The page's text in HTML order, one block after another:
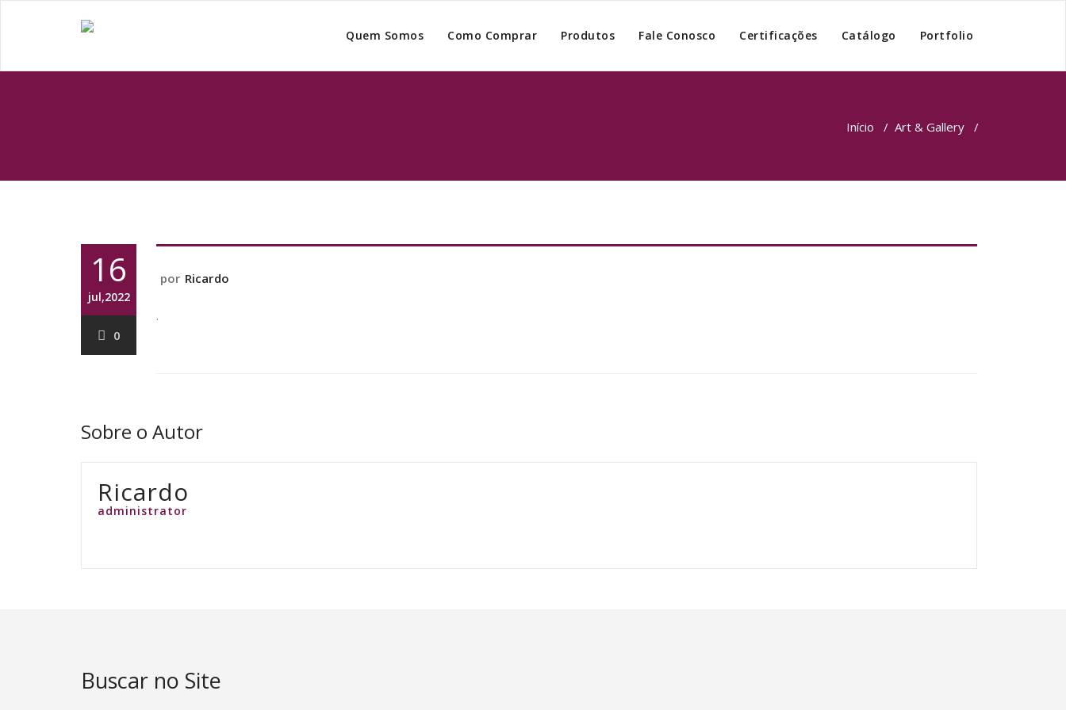
Quem Somos Como Comprar Produtos Fale Conosco Certificações Catálogo Portfolio
Início / Art & Gallery /
16
jul,2022
0
por Ricardo
.
Sobre o Autor
Ricardo
administrator
Buscar no Site